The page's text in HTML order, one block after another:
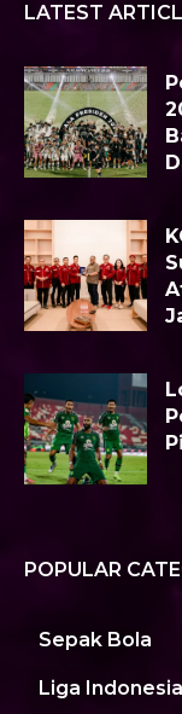
LATEST
POPULAR
Sepak Bola
Liga Indonesia